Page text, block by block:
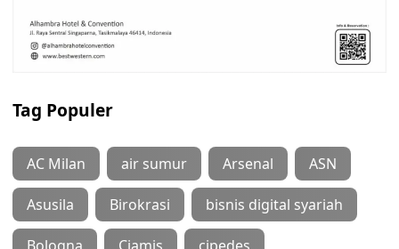
Tag Populer
AC Milan air sumur Arsenal ASN
Asusila Birokrasi bisnis digital syariah